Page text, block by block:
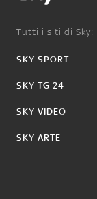
Tutti i siti di Sky:
SKY SPORT
SKY TG 24
SKY VIDEO
SKY ARTE